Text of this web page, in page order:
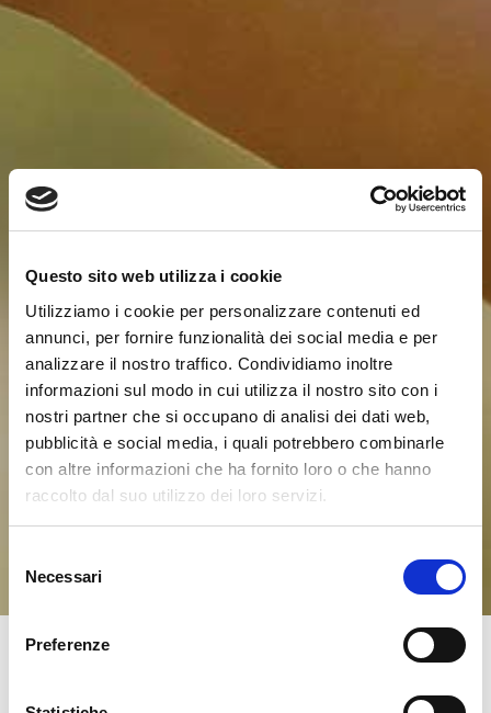
Questo sito web utilizza i cookie
Utilizziamo i cookie per personalizzare contenuti ed
annunci, per fornire funzionalità dei social media e per
analizzare il nostro traffico. Condividiamo inoltre
informazioni sul modo in cui utilizza il nostro sito con i
nostri partner che si occupano di analisi dei dati web,
pubblicità e social media, i quali potrebbero combinarle
con altre informazioni che ha fornito loro o che hanno
raccolto dal suo utilizzo dei loro servizi.
delNecessari
Preferenze